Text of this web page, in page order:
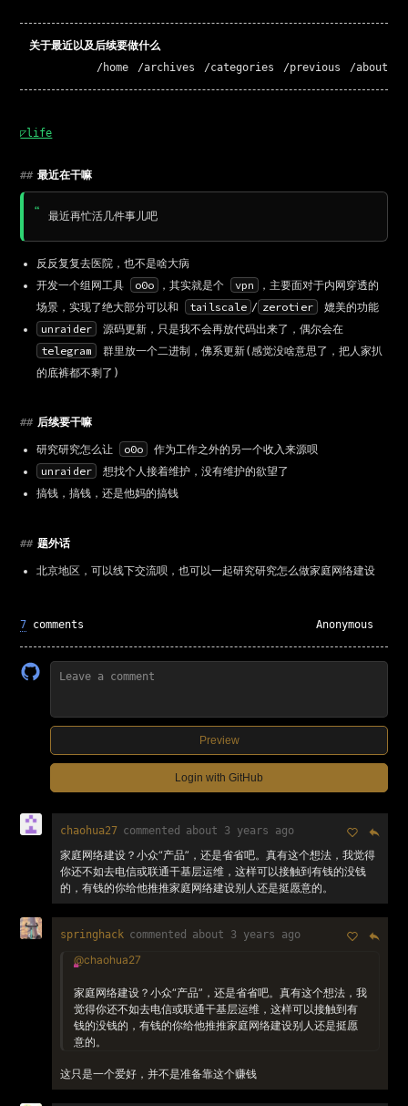
关于最近以及后续要做什么
/home
/archives /categories /previous /about
◸life
## 最近在干嘛
最近再忙活几件事儿吧
反反复复去医院，也不是啥大病
开发一个组网工具
o0o ，其实就是个 vpn
，主要面对于内网穿透的
场景，实现了绝大部分可以和
tailscale / zerotier 媲美的功能
unraider 源码更新，只是我不会再放代码出来了，偶尔会在
telegram
群里放一个二进制，佛系更新(感觉没啥意思了，把人家扒
的底裤都不剩了)
## 后续要干嘛
研究研究怎么让 o0o 作为工作之外的另一个收入来源呗
unraider
想找个人接着维护，没有维护的欲望了
搞钱，搞钱，还是他妈的搞钱
## 题外话
北京地区，可以线下交流呗，也可以一起研究研究怎么做家庭网络建设
7 comments Anonymous
Preview
Login with GitHub
chaohua27 commented about 3 years ago
家庭网络建设？小众“产品”，还是省省吧。真有这个想法，我觉得
你还不如去电信或联通干基层运维，这样可以接触到有钱的没钱
的，有钱的你给他推推家庭网络建设别人还是挺愿意的。
springhack commented about 3 years ago
@chaohua27
家庭网络建设？小众“产品”，还是省省吧。真有这个想法，我
觉得你还不如去电信或联通干基层运维，这样可以接触到有
钱的没钱的，有钱的你给他推推家庭网络建设别人还是挺愿
意的。
这只是一个爱好，并不是准备靠这个赚钱